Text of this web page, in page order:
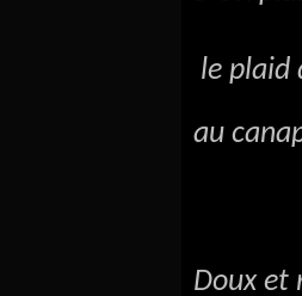
le plaid
au
Doux et